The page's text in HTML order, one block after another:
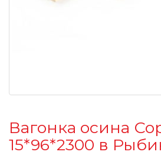
Вагонка осина
15*96*2300 в